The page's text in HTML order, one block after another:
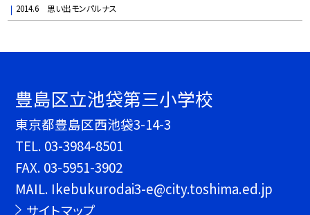
2014.6 思い出モンパルナス
豊島区立池袋第三小学校
東京都豊島区西池袋3-14-3
TEL. 03-3984-8501
FAX. 03-5951-3902
MAIL. Ikebukurodai3-e@city.toshima.ed.jp
サイトマップ